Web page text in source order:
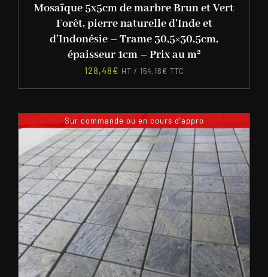
Mosaïque 5x5cm de marbre Brun et Vert
Forêt, pierre naturelle d’Inde et
d’Indonésie – Trame 30,5×30,5cm,
épaisseur 1cm – Prix au m²
128,48€ HT / 154,18€ TTC
Sur commande ou en cours d'appro